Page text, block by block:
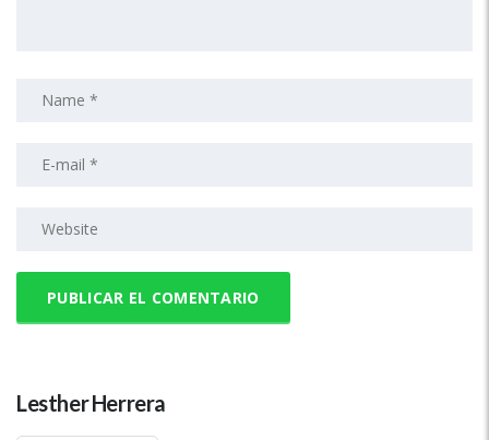
Lesther Herrera